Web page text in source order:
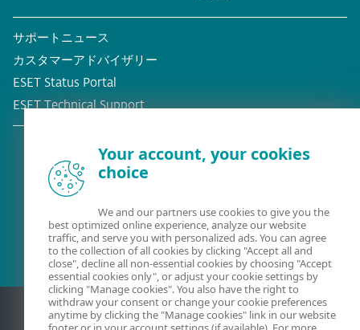
サポートニュース
カスタマーアドバイザリー
ESET Status Portal
ESET Technical Support
既存の顧客？
Your account, your cookies
choice
We and our partners use cookies to give you the
best optimized online experience, analyze our website
traffic, and serve you with personalized ads. You can agree
to the collection of all cookies by clicking "Accept all and
close", decline all non-essential cookies by choosing "Accept
essential cookies only", or adjust your cookie settings by
clicking "Manage cookies". You also have the right to
withdraw your consent or change your cookie preferences
anytime by clicking the "Manage cookies" link in our website